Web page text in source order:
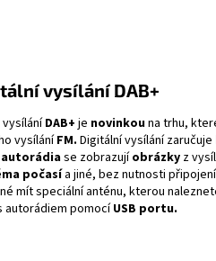
vysílání DAB+
DAB+ je novinkouna trhu,
vysíláníFM. Digitální vysílání zaručuje
autorádiase zobrazujíobrázky z
počasía jiné, bez nutnosti
mít speciální anténu, kterou
autorádiem pomocíUSB portu.